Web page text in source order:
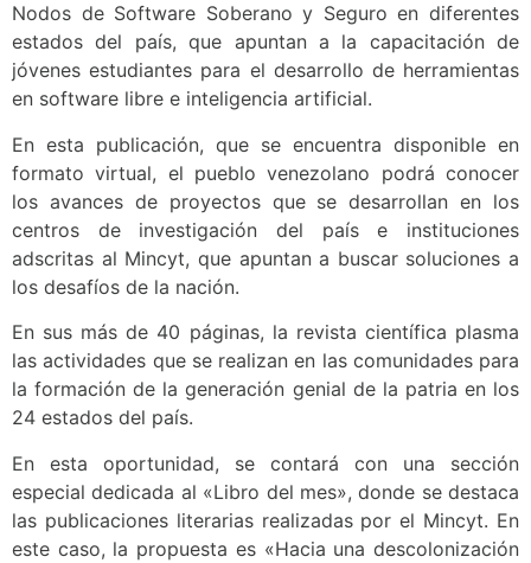
Nodos de Software Soberano y Seguro en diferentes
estados del país, que apuntan a la capacitación de
jóvenes estudiantes para el desarrollo de herramientas
en software libre e inteligencia artificial.
En esta publicación, que se encuentra disponible en
formato virtual, el pueblo venezolano podrá conocer
los avances de proyectos que se desarrollan en los
centros de investigación del país e instituciones
adscritas al Mincyt, que apuntan a buscar soluciones a
los desafíos de la nación.
En sus más de 40 páginas, la revista científica plasma
las actividades que se realizan en las comunidades para
la formación de la generación genial de la patria en los
24 estados del país.
En esta oportunidad, se contará con una sección
especial dedicada al «Libro del mes», donde se destaca
las publicaciones literarias realizadas por el Mincyt. En
este caso, la propuesta es «Hacia una descolonización